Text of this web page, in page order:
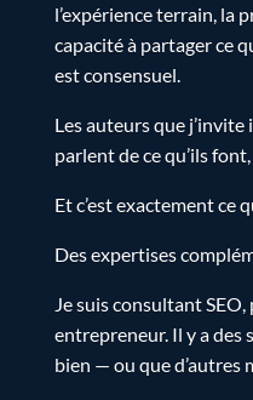
l’expérience terrain, la
capacité à partager ce
est consensuel.
Les auteurs que
parlent de ce qu’ils font,
Et c’est exactement ce
Des expertises
Je suis consultant
entrepreneur. Il y a des
bien — ou que d’autres